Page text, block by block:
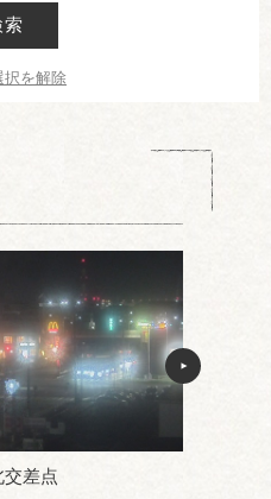
索
択を解除
差点